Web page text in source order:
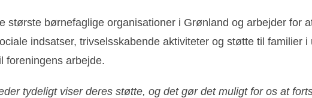
største børnefaglige organisationer i Grønland og arbejder for
indsatser, trivselsskabende aktiviteter og støtte til familier i
foreningens arbejde.
tydeligt viser deres støtte, og det gør det muligt for os at